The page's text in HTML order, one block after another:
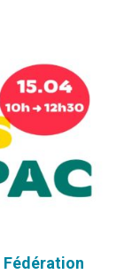
Fédération